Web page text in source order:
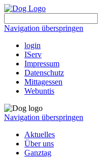
Navigation überspringen
login
IServ
Impressum
Datenschutz
Mittagessen
Webuntis
Navigation überspringen
Aktuelles
Über uns
Ganztag